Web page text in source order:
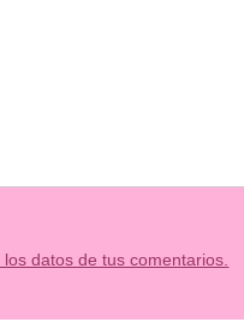
datos de tus comentarios.